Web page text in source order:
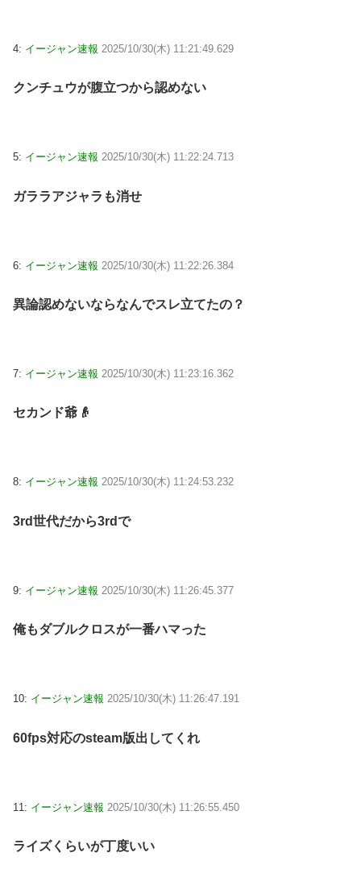
4: イージャン速報 2025/10/30(木) 11:21:49.629
クンチュウが腹立つから認めない
5: イージャン速報 2025/10/30(木) 11:22:24.713
ガララアジャラも消せ
6: イージャン速報 2025/10/30(木) 11:22:26.384
異論認めないならなんでスレ立てたの？
7: イージャン速報 2025/10/30(木) 11:23:16.362
セカンド爺👴
8: イージャン速報 2025/10/30(木) 11:24:53.232
3rd世代だから3rdで
9: イージャン速報 2025/10/30(木) 11:26:45.377
俺もダブルクロスが一番ハマった
10: イージャン速報 2025/10/30(木) 11:26:47.191
60fps対応のsteam版出してくれ
11: イージャン速報 2025/10/30(木) 11:26:55.450
ライズくらいが丁度いい